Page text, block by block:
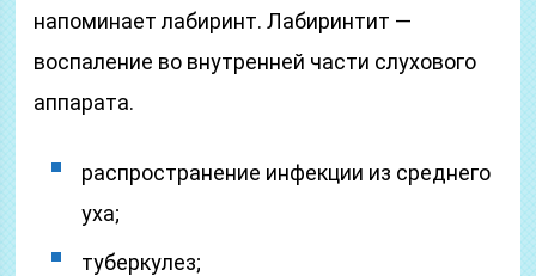
напоминает лабиринт. Лабиринтит —
воспаление во внутренней части слухового
аппарата.
распространение инфекции из среднего
уха;
туберкулез;